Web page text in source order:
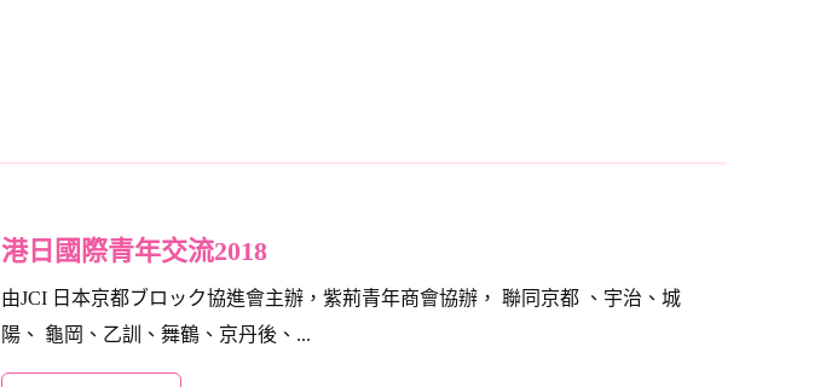
港日國際青年交流2018
由JCI 日本京都ブロック協進會主辦，紫荊青年商會協辦， 聯同京都 、宇治、城
陽、 龜岡、乙訓、舞鶴、京丹後、...